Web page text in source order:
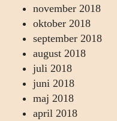
november 2018
oktober 2018
september 2018
august 2018
juli 2018
juni 2018
maj 2018
april 2018